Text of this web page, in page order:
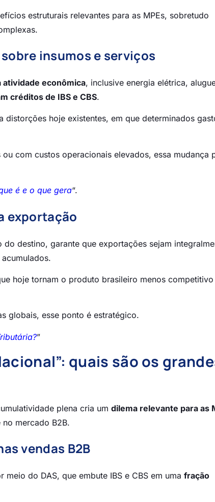
estruturais relevantes para as MPEs, sobretudo
insumos e serviços
econômica, inclusive energia elétrica,
créditos de IBS e CBS.
hoje existentes, em que determinados
com custos operacionais elevados, essa mudança
é e o que gera“.
exportação
do destino, garante que exportações sejam
hoje tornam o produto brasileiro menos competitivo
globais, esse ponto é estratégico.
”
quais são os
plena cria um dilema relevante para as
no mercado B2B.
vendas B2B
do DAS, que embute IBS e CBS em uma fração